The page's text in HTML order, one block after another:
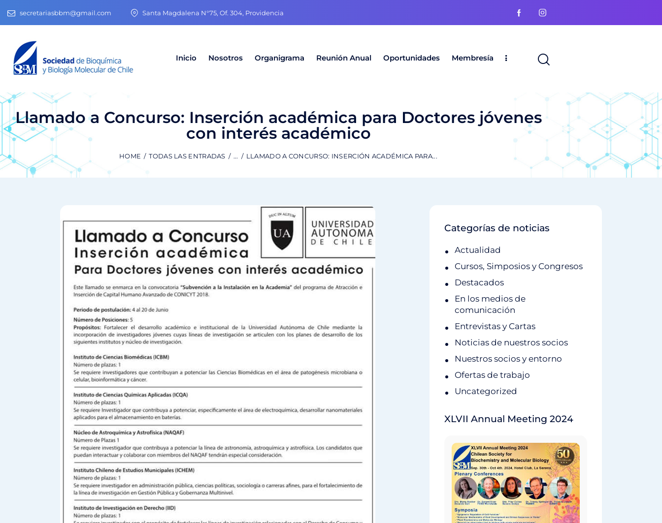
secretariasbbm@gmail.com Santa Magdalena N°75, Of. 304, Providencia
Inicio Nosotros Organigrama Reunión Anual Oportunidades Membresía
Llamado a Concurso: Inserción académica para Doctores jóvenes
con interés académico
HOME TODAS LAS ENTRADAS ... LLAMADO A CONCURSO: INSERCIÓN ACADÉMICA PARA...
Categorías de noticias
Actualidad
Cursos, Simposios y Congresos
Destacados
En los medios de
comunicación
Entrevistas y Cartas
Noticias de nuestros socios
Nuestros socios y entorno
Ofertas de trabajo
Uncategorized
XLVII Annual Meeting 2024